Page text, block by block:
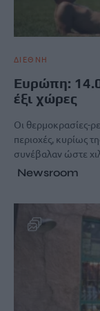
ΔΙΕΘΝΗ
Ευρώπη:
έξι χώρες
Οι θερμοκρασίες-
περιοχές, κυρίως
συνέβαλαν ώστε
Newsroom